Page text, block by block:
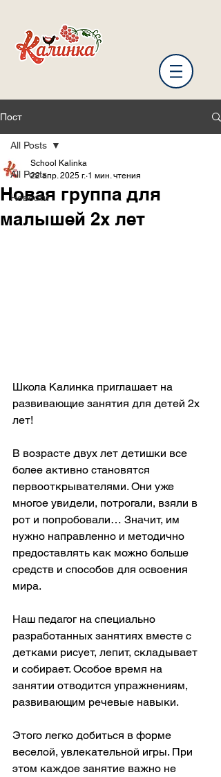
Пост
All Posts
Новости
All Posts
Новая группа для
малышей 2х лет
School Kalinka
22 апр. 2025 г. 1 мин. чтения
Школа Калинка приглашает на
развивающие занятия для детей 2х
лет!
В возрасте двух лет детишки все
более активно становятся
первооткрывателями. Они уже
многое увидели, потрогали, взяли в
рот и попробовали… Значит, им
нужно направленно и методично
предоставлять как можно больше
средств и способов для освоения
мира.
Наш педагог на специально
разработанных занятиях вместе с
детками рисует, лепит, складывает
и собирает. Особое время на
занятии отводится упражнениям,
развивающим речевые навыки.
Этого легко добиться в форме
веселой, увлекательной игры. При
этом каждое занятие важно не